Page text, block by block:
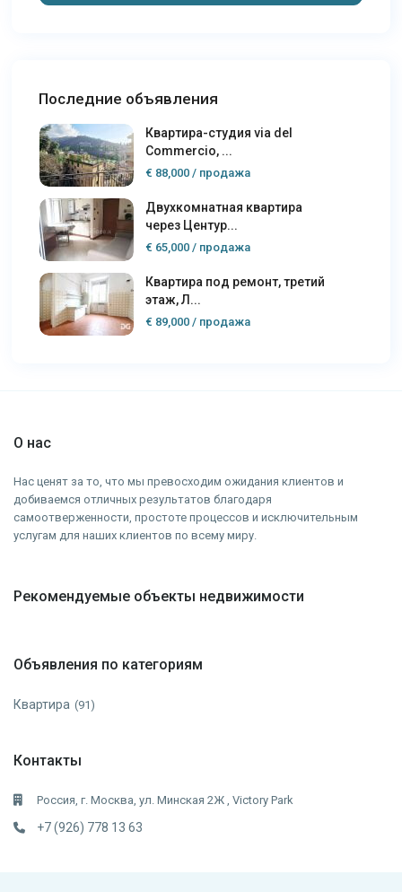
Последние объявления
Квартира-студия via del
Commercio, ...
€ 88,000/ продажа
Двухкомнатная квартира
через Центур...
€ 65,000/ продажа
Квартира под ремонт, третий
этаж, Л...
€ 89,000/ продажа
О нас
Нас ценят за то, что мы превосходим ожидания клиентов и
добиваемся отличных результатов благодаря
самоотверженности, простоте процессов и исключительным
услугам для наших клиентов по всему миру.
Рекомендуемые объекты недвижимости
Объявления по категориям
Квартира (91)
Контакты
Россия, г. Москва, ул. Минская 2Ж , Victory Park
+7 (926) 778 13 63